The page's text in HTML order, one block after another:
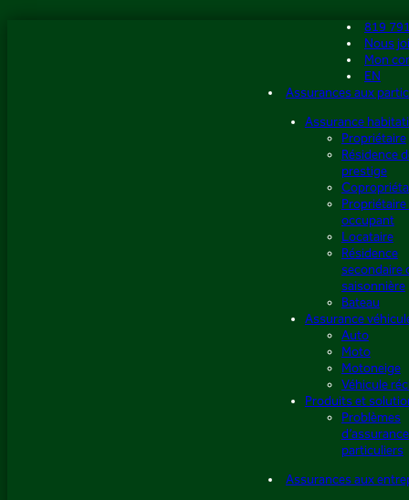
819
Nous
Mon
EN
Assurances aux
Assurance
Propriétaire
Résidence
prestige
occupant
Locataire
Résidence
secondaire
saisonnière
Bateau
Assurance
Auto
Moto
Motoneige
Véhicule
Produits et
Problèmes
particuliers
Assurances aux